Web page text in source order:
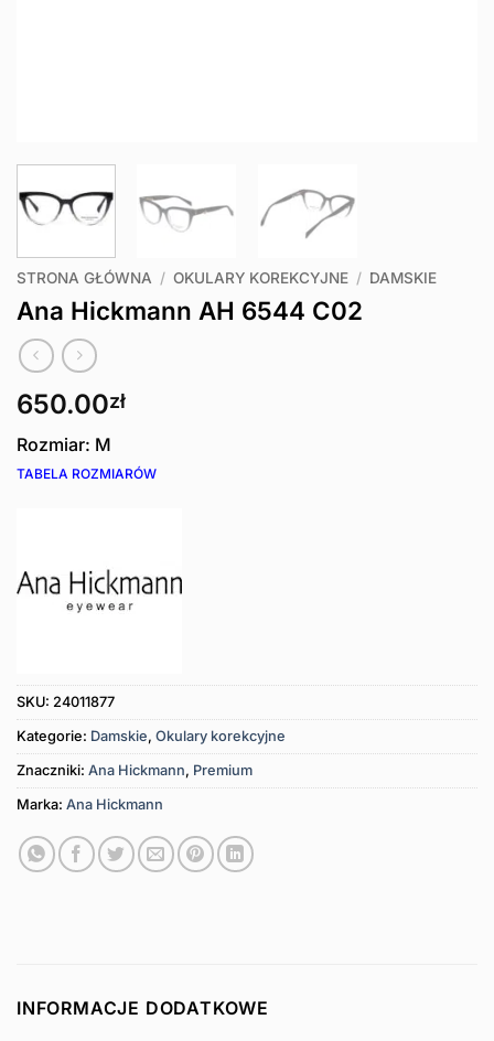
STRONA GŁÓWNA / OKULARY KOREKCYJNE / DAMSKIE
Ana Hickmann AH 6544 C02
650.00zł
Rozmiar: M
TABELA ROZMIARÓW
SKU: 24011877
Kategorie: Damskie, Okulary korekcyjne
Znaczniki: Ana Hickmann, Premium
Marka: Ana Hickmann
INFORMACJE DODATKOWE